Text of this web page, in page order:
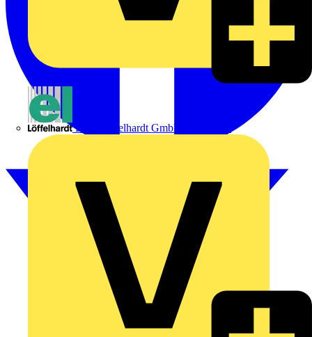
Emil Löffelhardt GmbH & Co. KG